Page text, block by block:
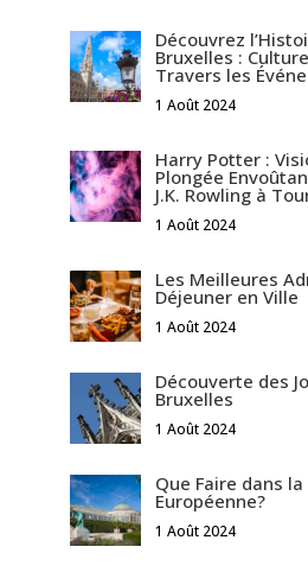
Découvrez
Bruxelles :
Travers les
1 Août 2024
Harry Potter :
Plongée
J.K. Rowling à
1 Août 2024
Les Meilleures
Déjeuner en Ville
1 Août 2024
Découverte des
Bruxelles
1 Août 2024
Que Faire dans
Européenne?
1 Août 2024